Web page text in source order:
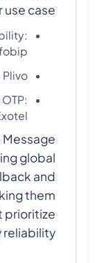
case.
global
and
them
prioritize